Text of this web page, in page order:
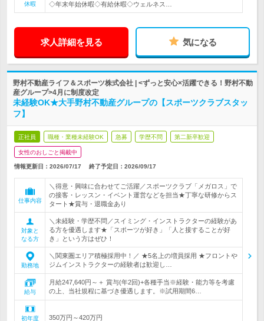
休暇
◇年末年始休暇◇有給休暇◇ウェルネス…
求人詳細を見る 気になる
野村不動産ライフ＆スポーツ株式会社 | <ずっと安心×活躍できる！野村不動
産グループ>4月に制度改定
未経験OK★大手野村不動産グループの【スポーツクラブスタッ
フ】
正社員 職種・業種未経験OK 急募 学歴不問 第二新卒歓迎
女性のおしごと掲載中
情報更新日：2026/07/17 終了予定日： 2026/09/17
仕事内容
＼得意・興味に合わせてご活躍／スポーツクラブ「メガロス」で
の接客・レッスン・イベント運営などを担当★丁寧な研修からス
タート★賞与・退職金あり
対象と
なる方
＼未経験・学歴不問／スイミング・インストラクターの経験があ
る方を優遇します★「スポーツが好き」「人と接することが好
き」という方はぜひ！
勤務地
＼関東圏エリア積極採用中！／ ★5名上の増員採用 ★フロントや
ジムインストラクターの経験者は歓迎し…
給与
月給247,640円～＋ 賞与(年2回)+各種手当※経験・能力等を考慮
の上、当社規程に基づき優遇します。※試用期間6…
初年度 350万円～420万円